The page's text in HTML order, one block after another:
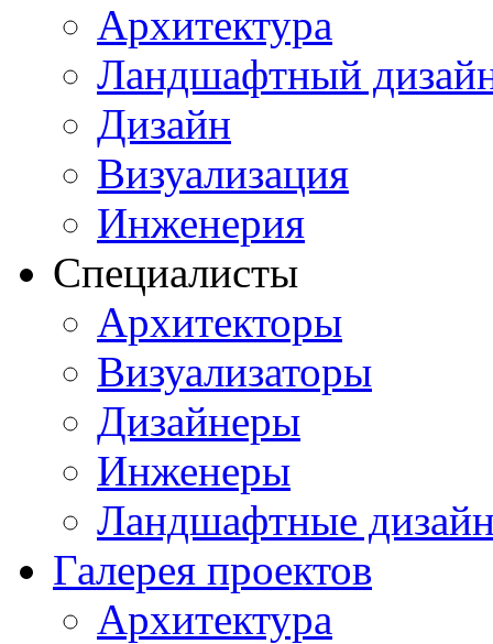
Архитектура
Ландшафтный
Дизайн
Визуализация
Инженерия
Специалисты
Архитекторы
Визуализаторы
Дизайнеры
Инженеры
Ландшафтные
Галерея проектов
Архитектура